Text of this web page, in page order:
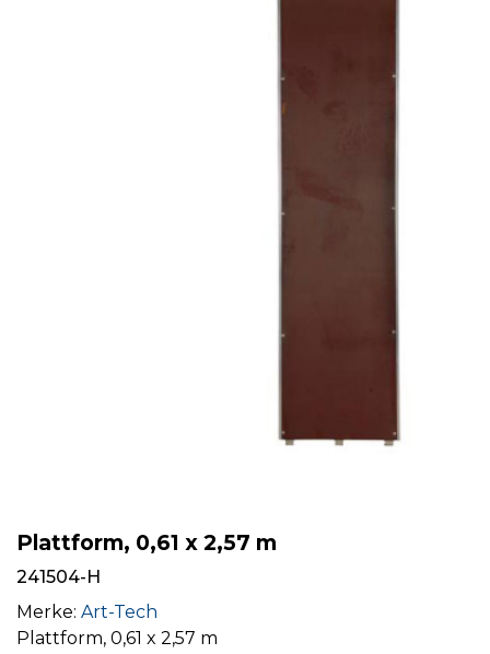
Plattform, 0,61 x 2,57 m
241504-H
Merke: Art-Tech
Plattform, 0,61 x 2,57 m